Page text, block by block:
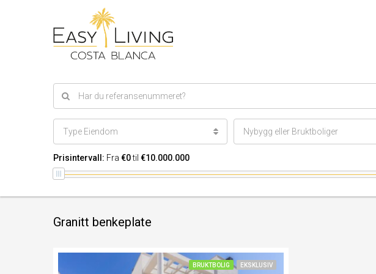
Type Eiendom Nybygg eller Bruktboliger
Prisintervall: Fra €0til €10.000.000
Granitt benkeplate
BRUKTBOLIG EKSKLUSIV